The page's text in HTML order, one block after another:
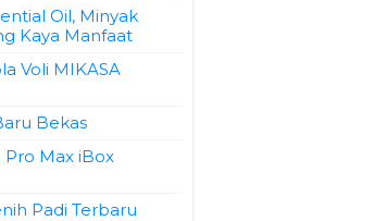
Oil, Minyak
Kaya Manfaat
Voli MIKASA
Bekas
Pro Max iBox
Padi Terbaru